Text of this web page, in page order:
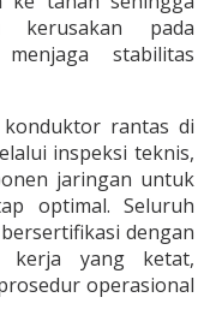
kerusakan pada
stabilitas
rantas di
inspeksi teknis,
jaringan untuk
optimal. Seluruh
dengan
kerja yang ketat,
operasional